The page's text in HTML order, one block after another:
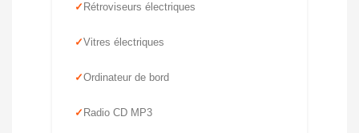
Rétroviseurs électriques
Vitres électriques
Ordinateur de bord
Radio CD MP3